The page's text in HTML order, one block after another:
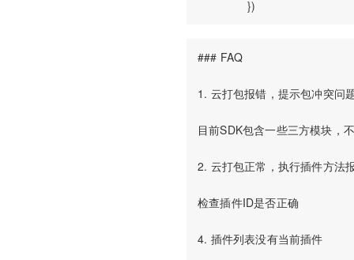
### FAQ
1. 云打包报错，提示包冲突问
目前SDK包含一些三方模块，
2. 云打包正常，执行插件方法
检查插件ID是否正确
4. 插件列表没有当前插件